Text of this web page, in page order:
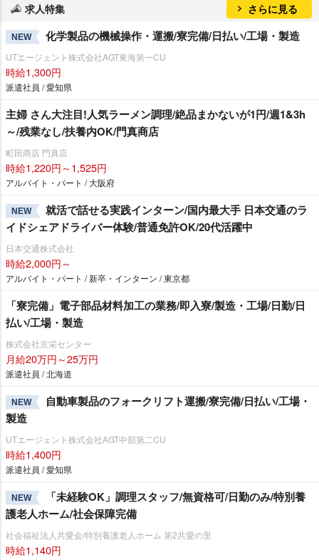
求人特集 さらに見る
NEW 化学製品の機械操作・運搬/寮完備/日払い/工場・製造
UTエージェント株式会社AGT東海第一CU
時給1,300円
派遣社員 / 愛知県
主婦 さん大注目!人気ラーメン調理/絶品まかないが1円/週1&3h
～/残業なし/扶養内OK/門真商店
町田商店 門真店
時給1,220円～1,525円
アルバイト・パート / 大阪府
NEW
就活で話せる実践インターン/国内最大手 日本交通のラ
イドシェアドライバー体験/普通免許OK/20代活躍中
日本交通株式会社
時給2,000円～
アルバイト・パート / 新卒・インターン / 東京都
「寮完備」電子部品材料加工の業務/即入寮/製造・工場/日勤/日
払い/工場・製造
株式会社京栄センター
月給20万円～25万円
派遣社員 / 北海道
NEW
自動車製品のフォークリフト運搬/寮完備/日払い/工場・
製造
UTエージェント株式会社AGT中部第二CU
時給1,400円
派遣社員 / 愛知県
NEW
「未経験OK」調理スタッフ/無資格可/日勤のみ/特別養
護老人ホーム/社会保障完備
社会福祉法人共愛会/特別養護老人ホーム 第2共愛の里
時給1,140円